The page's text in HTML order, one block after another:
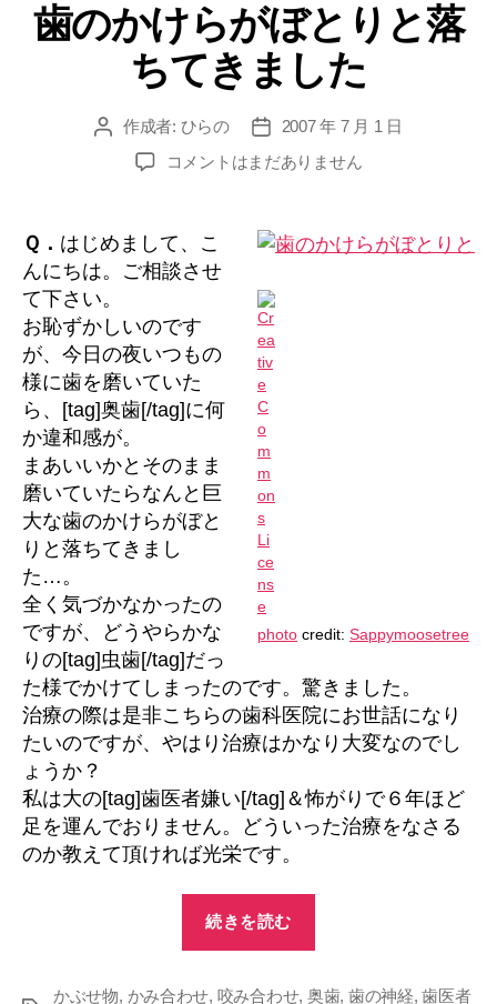
治
療
は
い
で
ゴ
リ
ー
歯のかけらがぼとりと落
ちてきました
投 作成者: ひらの
投
稿
日
2007 年 7 月 1 日
歯
け
ら
が
と
り
と
落
き
ま
し
た
の
コメントはまだありません
photo credit: Sappymoosetree
Ｑ． はじめまして、こ
んにちは。ご相談させ
て下さい。
お恥ずかしいのです
が、今日の夜いつもの
様に歯を磨いていた
ら、[tag]奥歯[/tag]に何
か違和感が。
まあいいかとそのまま
磨いていたらなんと巨
大な歯のかけらがぼと
りと落ちてきまし
た…。
全く気づかなかったの
ですが、どうやらかな
りの[tag]虫歯[/tag]だっ
た様でかけてしまったのです。驚きました。
治療の際は是非こちらの歯科医院にお世話になり
たいのですが、やはり治療はかなり大変なのでし
ょうか？
私は大の[tag]歯医者嫌い[/tag]＆怖がりで６年ほど
足を運んでおりません。どういった治療をなさる
のか教えて頂ければ光栄です。
続きを読む
け
かぶせ物, かみ合わせ, 咬み合わせ, 奥歯, 歯の神経,歯医者